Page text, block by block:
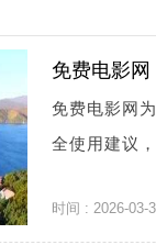
免费电影
免费电影网
全使用建议
时间 : 2026-03-